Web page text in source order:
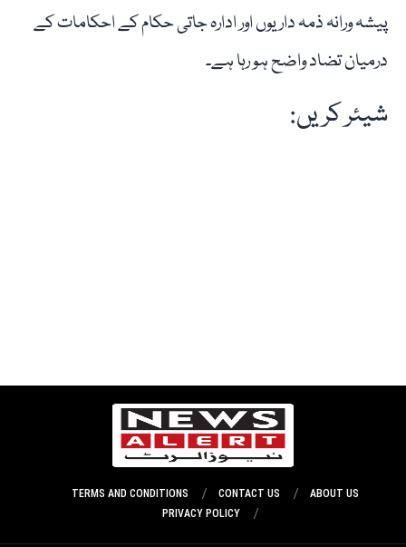
پیشہ ورانہ ذمہ داریوں اور ادارہ جاتی حکام کے احکامات کے
درمیان تضاد واضح ہو رہا ہے۔
شیئر کریں:
ABOUT US
CONTACT US
TERMS AND CONDITIONS
PRIVACY POLICY